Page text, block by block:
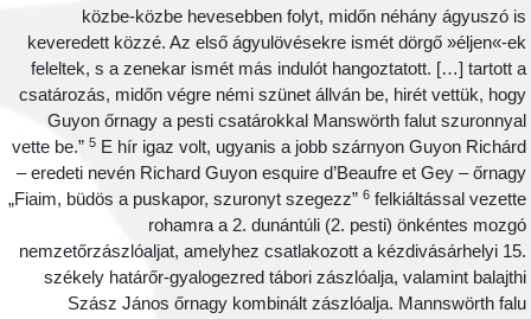
közbe-közbe hevesebben folyt, midőn néhány ágyuszó
keveredett közzé. Az első ágyulövésekre ismét dörgő »éljen«-
feleltek, s a zenekar ismét más indulót hangoztatott. […] tartott
csatározás, midőn végre némi szünet állván be, hirét vettük,
Guyon őrnagy a pesti csatárokkal Manswörth falut
vette be.”5E hír igaz volt, ugyanis a jobb szárnyon Guyon
– eredeti nevén Richard Guyon esquire d’Beaufre et Gey –
„Fiaim, büdös a puskapor, szuronyt szegezz”6felkiáltással
rohamra a 2. dunántúli (2. pesti) önkéntes
nemzetőrzászlóaljat, amelyhez csatlakozott a kézdivásárhelyi
székely határőr-gyalogezred tábori zászlóalja, valamint
Szász János őrnagy kombinált zászlóalja. Mannswörth